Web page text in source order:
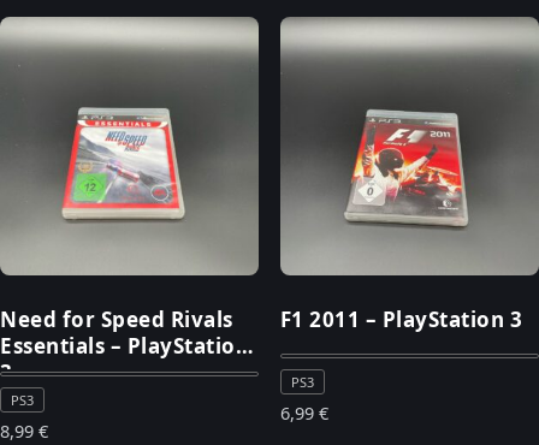
Need for Speed Rivals
Essentials – PlayStation
3
PS3
8,99 €
F1 2011 – PlayStation 3
PS3
6,99 €